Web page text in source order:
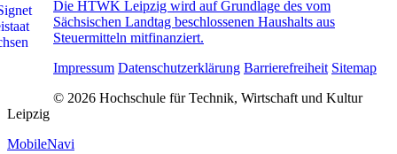
Die HTWK Leipzig wird auf Grundlage des vom
Sächsischen Landtag beschlossenen Haushalts aus
Steuermitteln mitfinanziert.
Impressum Datenschutzerklärung Barrierefreiheit Sitemap
© 2026 Hochschule für Technik, Wirtschaft und Kultur
Leipzig
MobileNavi